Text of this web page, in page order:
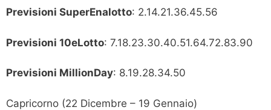
Previsioni SuperEnalotto: 2.14.21.36.45.56
Previsioni 10eLotto: 7.18.23.30.40.51.64.72.83.90
Previsioni MillionDay: 8.19.28.34.50
Capricorno (22 Dicembre – 19 Gennaio)